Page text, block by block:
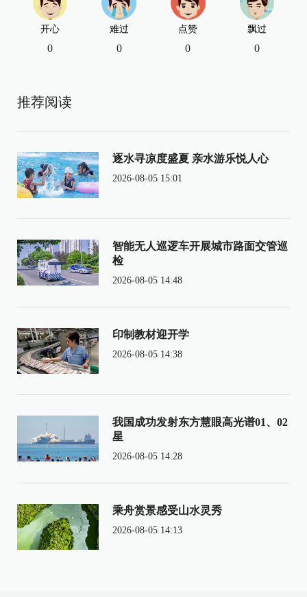
开心
0
难过
0
点赞
0
飘过
0
推荐阅读
逐水寻凉度盛夏 亲水游乐悦人心
2026-08-05 15:01
智能无人巡逻车开展城市路面交管巡
检
2026-08-05 14:48
印制教材迎开学
2026-08-05 14:38
我国成功发射东方慧眼高光谱01、02
星
2026-08-05 14:28
乘舟赏景感受山水灵秀
2026-08-05 14:13